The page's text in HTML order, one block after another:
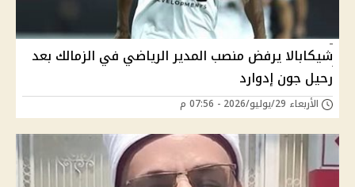
شيكابالا يرفض منصب المدير الرياضي في الزمالك بعد
رحيل جون إدوارد
الأربعاء 29/يوليو/2026 - 07:56 م